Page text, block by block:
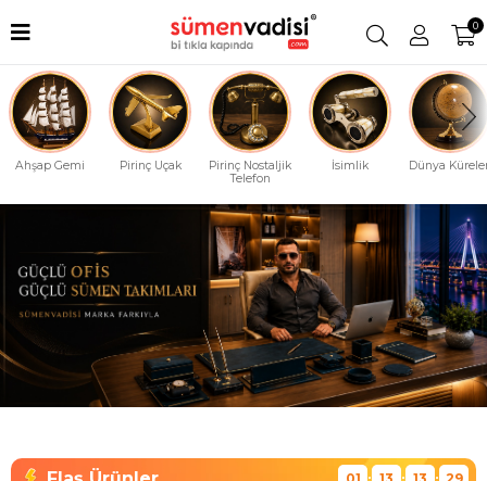
0
Ahşap Gemi Pirinç Uçak
Pirinç Nostaljik
Telefon
İsimlik Dünya
01 13 13 28